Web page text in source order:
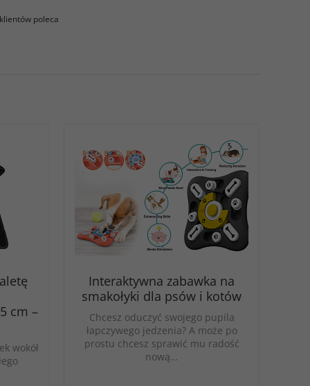
klientów poleca
cm –
wokół
Interaktywna zabawka na
smakołyki dla psów i kotów
Chcesz oduczyć swojego pupila
łapczywego jedzenia? A może po
prostu chcesz sprawić mu radość
nową…